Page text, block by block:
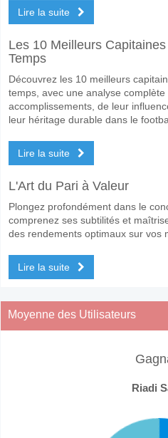
Lire la suite
Les 10 Meilleurs
Temps
Découvrez les 10 meilleurs
temps, avec une analyse
accomplissements, de leur
leur héritage durable dans le
Lire la suite
L'Art du Pari à Valeur
Plongez profondément dans le
comprenez ses subtilités et
des rendements optimaux sur vos
Lire la suite
Moyenne des Utilisateurs
Riadi